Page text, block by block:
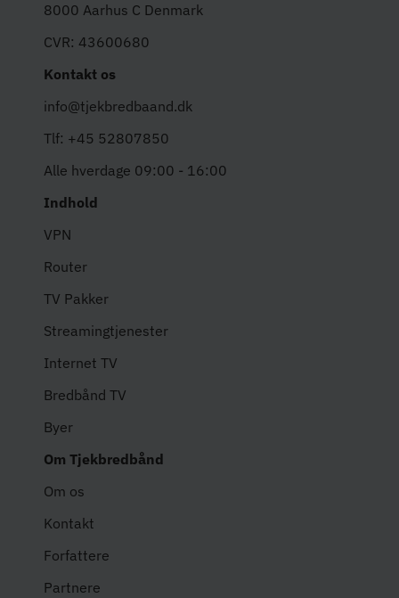
8000 Aarhus C Denmark
CVR: 43600680
Kontakt os
info@tjekbredbaand.dk
Tlf: +45 52807850
Alle hverdage 09:00 - 16:00
Indhold
VPN
Router
TV Pakker
Streamingtjenester
Internet TV
Bredbånd TV
Byer
Om Tjekbredbånd
Om os
Kontakt
Forfattere
Partnere